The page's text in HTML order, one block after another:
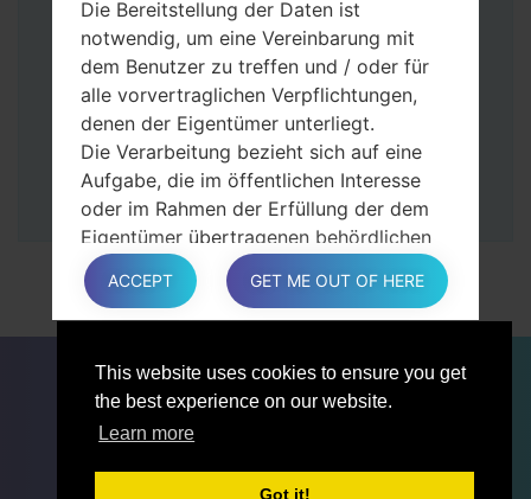
This website uses cookies to ensure you get
the best experience on our website.
Learn more
Got it!
und „COM port number“ wird auf dem
Bildschirm angezeigt.
Geben Sie nur die „F. Reset”-Zeit und
„Auto-Rebot“ an.
Zum Schluss klicken Sie „Start“-Taste auf.
Ihr Gerät wird neu gestartet und von PC
getrennt.
Die Bereitstellung der Daten ist
notwendig, um eine Vereinbarung mit
dem Benutzer zu treffen und / oder für
alle vorvertraglichen Verpflichtungen,
denen der Eigentümer unterliegt.
Die Verarbeitung bezieht sich auf eine
Aufgabe, die im öffentlichen Interesse
oder im Rahmen der Erfüllung der dem
Eigentümer übertragenen behördlichen
Befugnisse ausgeführt wird.
Die Verarbeitung ist für berechtigte
Interessen des Eigentümers oder eines
In jedem Fall hilft der Eigentümer gerne
bei der Erläuterung des für die
Verarbeitung geltenden rechtlichen
Bereitstellung personenbezogener Daten
ACCEPT GET ME OUT OF HERE